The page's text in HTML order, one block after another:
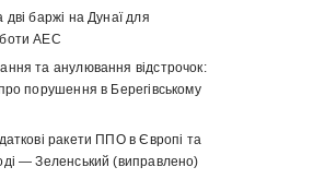
дві баржі на Дунаї для
АЕС
та анулювання відстрочок:
порушення в Берегівському
ракети ППО в Європі та
— Зеленський (виправлено)